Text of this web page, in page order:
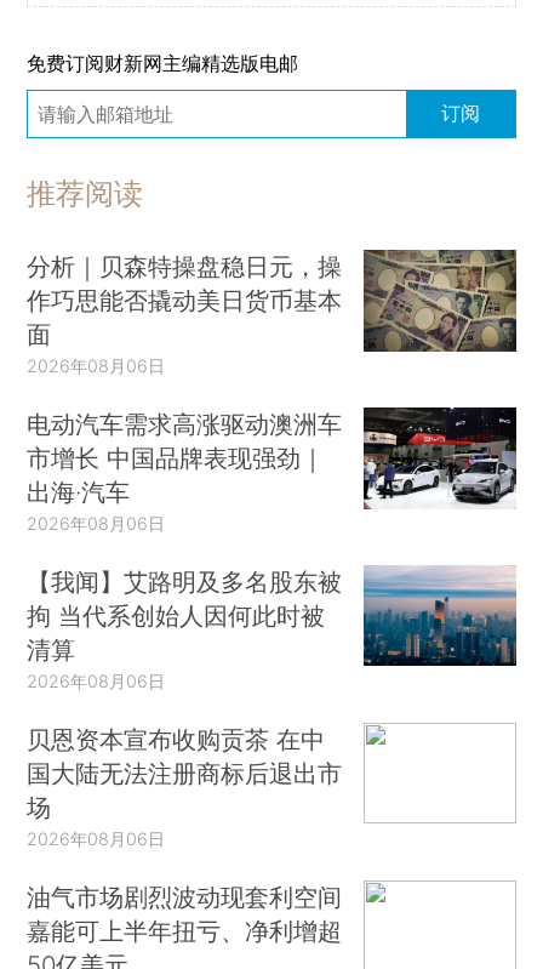
免费订阅财新网主编精选版电邮
订阅
推荐阅读
分析｜贝森特操盘稳日元，操
作巧思能否撬动美日货币基本
面
2026年08月06日
电动汽车需求高涨驱动澳洲车
市增长 中国品牌表现强劲｜
出海·汽车
2026年08月06日
【我闻】艾路明及多名股东被
拘 当代系创始人因何此时被
清算
2026年08月06日
贝恩资本宣布收购贡茶 在中
国大陆无法注册商标后退出市
场
2026年08月06日
油气市场剧烈波动现套利空间
嘉能可上半年扭亏、净利增超